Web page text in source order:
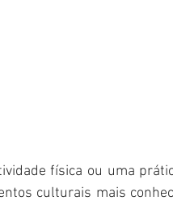
física ou uma
culturais mais